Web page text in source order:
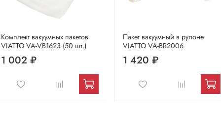
Комплект вакуумных пакетов
VIATTO VA-VB1623 (50 шт.)
1 002 ₽
Пакет вакуумный в рулоне
VIATTO VA-BR2006
1 420 ₽